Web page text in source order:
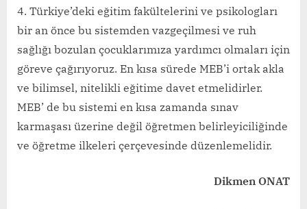
Türkiye’deki eğitim fakültelerini ve psikologları
bir an önce bu sistemden vazgeçilmesi ve ruh
sağlığı bozulan çocuklarımıza yardımcı olmaları için
göreve çağırıyoruz. En kısa sürede MEB’i ortak akla
ve bilimsel, nitelikli eğitime davet etmelidirler.
MEB’ de bu sistemi en kısa zamanda sınav
karmaşası üzerine değil öğretmen belirleyiciliğinde
ve öğretme ilkeleri çerçevesinde düzenlemelidir.
Dikmen ONAT